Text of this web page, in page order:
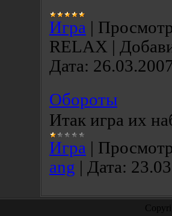
Игра |
RELAX |
Дата:
Обороты
Итак игра их
Игра |
ang | Дата: